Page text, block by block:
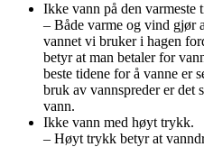
Ikke vann på den varmeste
– Både varme og vind gjør
vannet vi bruker i hagen
betyr at man betaler for
beste tidene for å vanne er
bruk av vannspreder er det
vann.
Ikke vann med høyt trykk.
– Høyt trykk betyr at